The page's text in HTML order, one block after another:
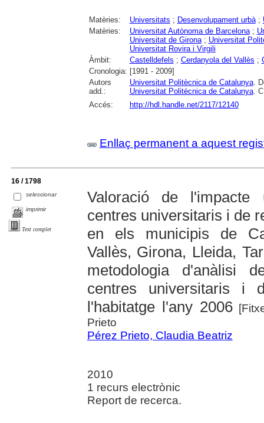
Matèries: Universitats ; Desenvolupament urbà;
Matèries:
Universitat Autònoma de Barcelona;
Universitat de Girona; Universitat
Universitat Rovira i Virgili
Àmbit:
Castelldefels ; Cerdanyola del Vallès ;
Cronologia: [1991 - 2009]
Autors
add.:
Universitat Politècnica de Catalunya.
Universitat Politècnica de Catalunya.
Accés:
http://hdl.handle.net/2117/12140
Enllaç permanent a aquest
16 / 1798
seleccionar
imprimir
Text complet
Valoració de l'impacte
centres universitaris i de
en els municipis de
Vallès, Girona, Lleida,
metodologia d'anàlisi
centres universitaris
l'habitatge l'any 2006
Prieto
Pérez Prieto, Claudia Beatriz
2010
1 recurs electrònic
Report de recerca.